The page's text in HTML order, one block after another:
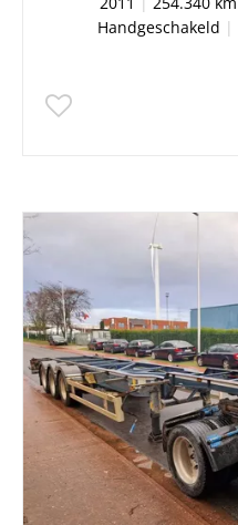
Handgeschakeld |